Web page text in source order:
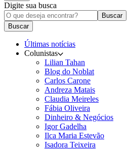
Digite sua busca
Buscar
Buscar
Últimas notícias
Colunistas
Lilian Tahan
Blog do Noblat
Carlos Carone
Andreza Matais
Claudia Meireles
Fábia Oliveira
Dinheiro & Negócios
Igor Gadelha
Ilca Maria Estevão
Isadora Teixeira